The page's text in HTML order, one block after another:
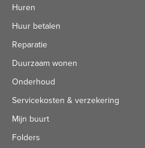
Huren
Huur betalen
Reparatie
Duurzaam wonen
Onderhoud
Servicekosten & verzekering
Mijn buurt
Folders